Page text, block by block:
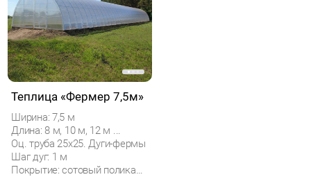
Теплица «Фермер 7,5м»
Ширина: 7,5 м
Длина: 8 м, 10 м, 12 м ...
Оц. труба 25х25. Дуги-фермы
Шаг дуг: 1 м
Покрытие: сотовый поликарбонат